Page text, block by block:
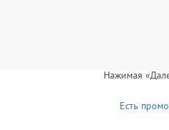
Нажимая
Есть